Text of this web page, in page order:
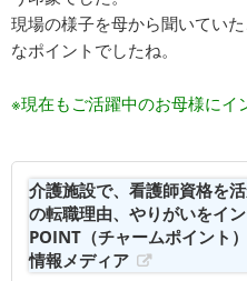
現場の様子を母から聞いてい
なポイントでしたね。
※現在もご活躍中のお母様にイ
介護施設で、看護師資格を
の転職理由、やりがいをイ
POINT（チャームポイント
情報メディア